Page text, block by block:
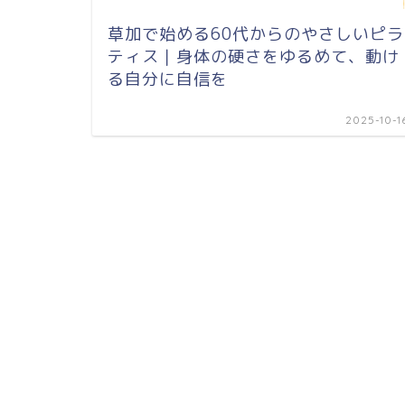
草加で始める60代からのやさしいピラ
ティス｜身体の硬さをゆるめて、動け
る自分に自信を
2025-10-